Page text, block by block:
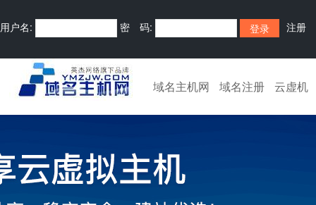
用户名: 密 码: 注册
域名主机网 域名注册 云虚机